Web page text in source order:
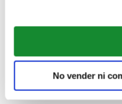
No vender ni
English
Dinamarca
España